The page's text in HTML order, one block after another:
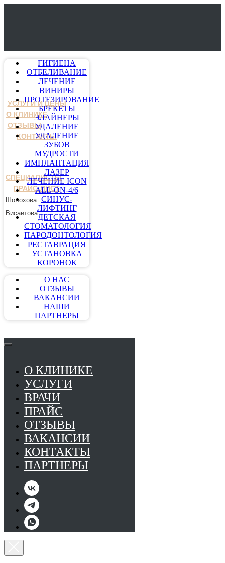
УСЛУГИ И ЦЕНЫ
О КЛИНИКЕ
ОТЗЫВЫ
КОНТАКТЫ
СПЕЦИАЛИСТЫ
ПРАЙС-ЛИСТ
Шолохова
Висаитова
ГИГИЕНА
ОТБЕЛИВАНИЕ
ЛЕЧЕНИЕ
ВИНИРЫ
ПРОТЕЗИРОВАНИЕ
БРЕКЕТЫ
ЭЛАЙНЕРЫ
УДАЛЕНИЕ
УДАЛЕНИЕ
ЗУБОВ
МУДРОСТИ
ИМПЛАНТАЦИЯ
ЛАЗЕР
ЛЕЧЕНИЕ ICON
ALL-ON-4/6
СИНУС-
ЛИФТИНГ
ДЕТСКАЯ
СТОМАТОЛОГИЯ
ПАРОДОНТОЛОГИЯ
РЕСТАВРАЦИЯ
УСТАНОВКА
КОРОНОК
О НАС
ОТЗЫВЫ
ВАКАНСИИ
НАШИ
ПАРТНЕРЫ
О КЛИНИКЕ
УСЛУГИ
ВРАЧИ
ПРАЙС
ОТЗЫВЫ
ВАКАНСИИ
КОНТАКТЫ
ПАРТНЕРЫ